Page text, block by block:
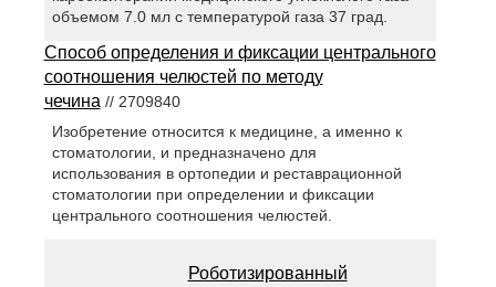
объемом 7.0 мл с температурой газа 37 град.
Способ определения и фиксации центрального
соотношения челюстей по методу
чечина // 2709840
Изобретение относится к медицине, а именно к
стоматологии, и предназначено для
использования в ортопедии и реставрационной
стоматологии при определении и фиксации
центрального соотношения челюстей.
Роботизированный